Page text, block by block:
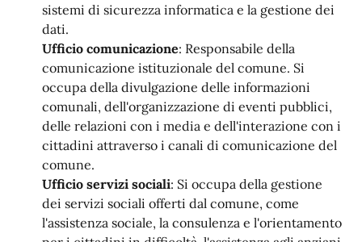
sistemi di sicurezza informatica e la gestione dei
dati.
Ufficio comunicazione: Responsabile della
comunicazione istituzionale del comune. Si
occupa della divulgazione delle informazioni
comunali, dell'organizzazione di eventi pubblici,
delle relazioni con i media e dell'interazione con i
cittadini attraverso i canali di comunicazione del
comune.
Ufficio servizi sociali: Si occupa della gestione
dei servizi sociali offerti dal comune, come
l'assistenza sociale, la consulenza e l'orientamento